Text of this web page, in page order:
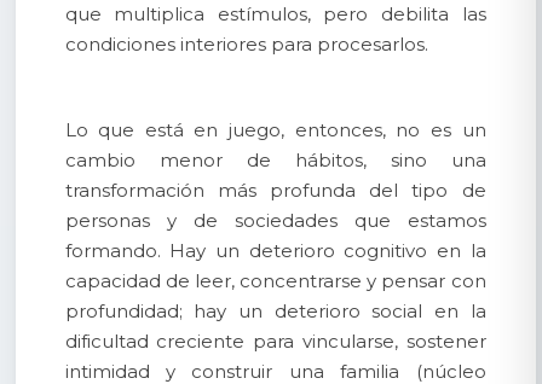
que multiplica estímulos, pero debilita las
condiciones interiores para procesarlos.
Lo que está en juego, entonces, no es un
cambio menor de hábitos, sino una
transformación más profunda del tipo de
personas y de sociedades que estamos
formando. Hay un deterioro cognitivo en la
capacidad de leer, concentrarse y pensar con
profundidad; hay un deterioro social en la
dificultad creciente para vincularse, sostener
intimidad y construir una familia (núcleo